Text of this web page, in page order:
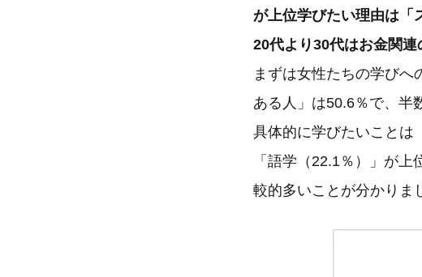
が上位学びたい理由は「
20代より30代はお金関連
まずは女性たちの学び
ある人」は50.6％で、半
具体的に学びたいことは
「語学（22.1％）」が
較的多いことが分かりま